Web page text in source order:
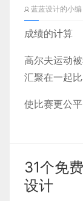
写一个注册的形式
但是，在我们到
在线视频的一个
达现场后，他们
蓝蓝设计的小编
成绩的计算
高尔夫运动
汇聚在一起
使比赛更公
算方法：
31个免
设计